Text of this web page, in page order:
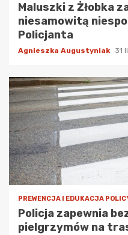
Maluszki z Żłobka
niesamowitą
Policjanta
Agnieszka Augustyniak 31
PREWENCJA I EDUKACJA
Policja zapewnia
pielgrzymów na